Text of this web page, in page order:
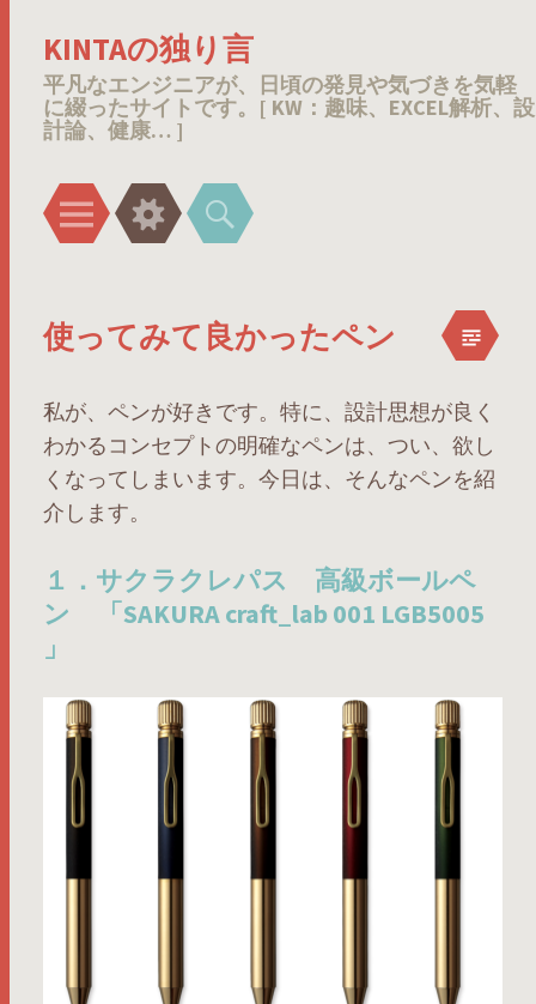
KINTAの独り言
平凡なエンジニアが、日頃の発見や気づきを気軽
に綴ったサイトです。[ KW：趣味、EXCEL解析、設
計論、健康… ]
メ
ニ
ウ
ィ
ッ
検
索
使ってみて良かったペン
私が、ペンが好きです。特に、設計思想が良く
わかるコンセプトの明確なペンは、つい、欲し
くなってしまいます。今日は、そんなペンを紹
介します。
１．サクラクレパス 高級ボールペ
ン 「SAKURA craft_lab 001 LGB5005
」